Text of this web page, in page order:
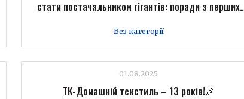
стати постачальником гігантів: поради з перших
Без категорії
01.08.2025
ТК-Домашній текстиль – 13 років!🎉